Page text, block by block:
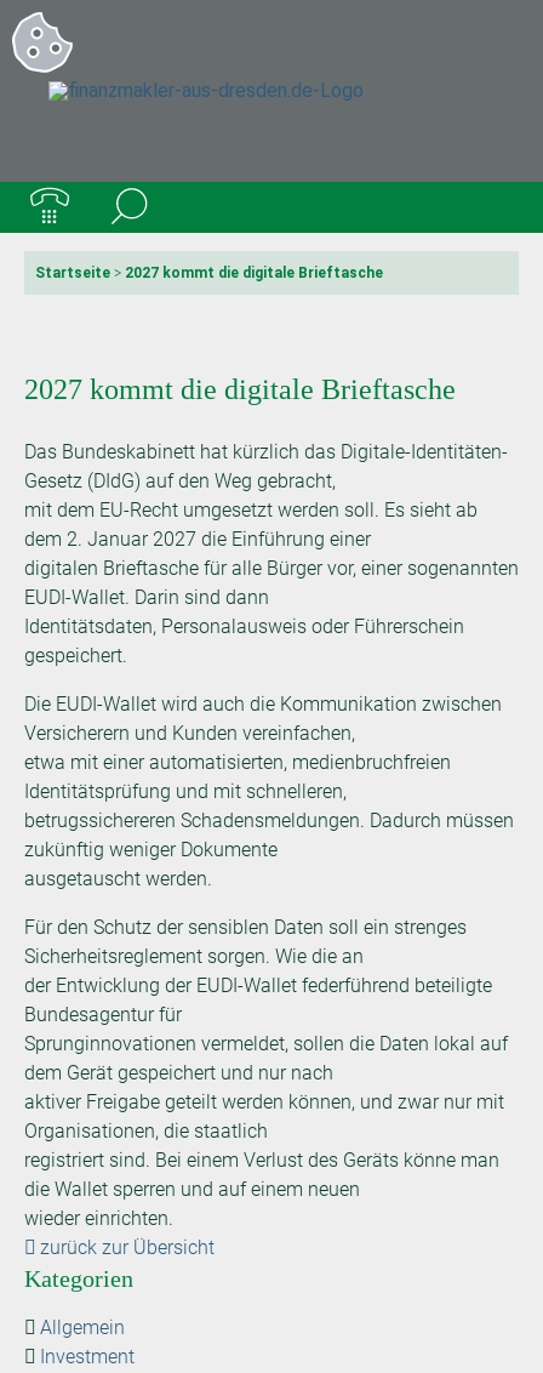
Startseite > 2027 kommt die digitale Brieftasche
2027 kommt die digitale Brieftasche
Das Bundeskabinett hat kürzlich das Digitale-Identitäten-
Gesetz (DIdG) auf den Weg gebracht,
mit dem EU-Recht umgesetzt werden soll. Es sieht ab
dem 2. Januar 2027 die Einführung einer
digitalen Brieftasche für alle Bürger vor, einer sogenannten
EUDI-Wallet. Darin sind dann
Identitätsdaten, Personalausweis oder Führerschein
gespeichert.
Die EUDI-Wallet wird auch die Kommunikation zwischen
Versicherern und Kunden vereinfachen,
etwa mit einer automatisierten, medienbruchfreien
Identitätsprüfung und mit schnelleren,
betrugssichereren Schadensmeldungen. Dadurch müssen
zukünftig weniger Dokumente
ausgetauscht werden.
Für den Schutz der sensiblen Daten soll ein strenges
Sicherheitsreglement sorgen. Wie die an
der Entwicklung der EUDI-Wallet federführend beteiligte
Bundesagentur für
Sprunginnovationen vermeldet, sollen die Daten lokal auf
dem Gerät gespeichert und nur nach
aktiver Freigabe geteilt werden können, und zwar nur mit
Organisationen, die staatlich
registriert sind. Bei einem Verlust des Geräts könne man
die Wallet sperren und auf einem neuen
wieder einrichten.
zurück zur Übersicht
Kategorien
Allgemein
Investment